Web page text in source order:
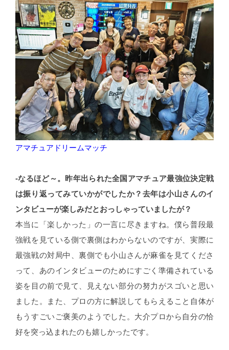
アマチュアドリームマッチ
-なるほど～。昨年出られた全国アマチュア最強位決定戦
は振り返ってみていかがでしたか？去年は小山さんのイ
ンタビューが楽しみだとおっしゃっていましたが？
本当に「楽しかった」の一言に尽きますね。僕ら普段最
強戦を見ている側で裏側はわからないのですが、実際に
最強戦の対局中、裏側でも小山さんが麻雀を見てくださ
って、あのインタビューのためにすごく準備されている
姿を目の前で見て、見えない部分の努力がスゴいと思い
ました。また、プロの方に解説してもらえること自体が
もうすごいご褒美のようでした。大介プロから自分の恰
好を突っ込まれたのも嬉しかったです。